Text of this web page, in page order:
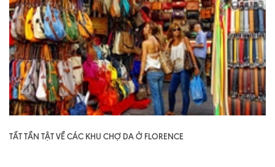
TẤT TẦN TẬT VỀ CÁC KHU CHỢ DA Ở FLORENCE